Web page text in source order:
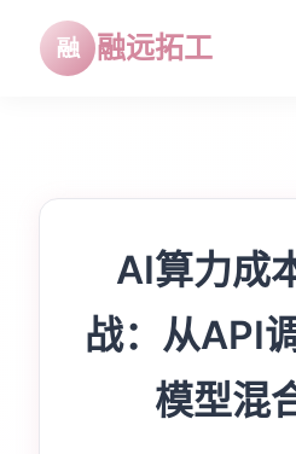
融远拓工
AI算力成
战：从API
模型混